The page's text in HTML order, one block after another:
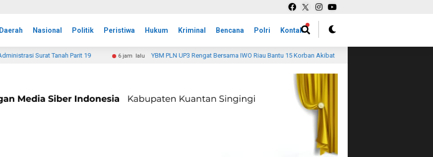
Daerah Nasional Politik Peristiwa Hukum Kriminal Bencana Polri Kontak
6 jam lalu YBM PLN UP3 Rengat Bersama IWO Riau Bantu 15 Korban Akibat 13 jam lalu Rawan Serangan Kera Liar, Belajar Tatap Muka